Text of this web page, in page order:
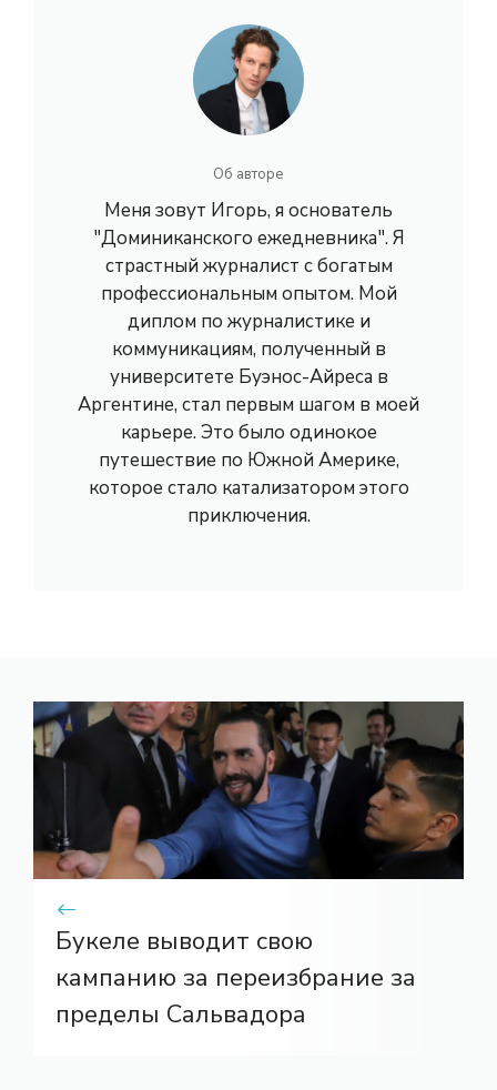
Об авторе
Меня зовут Игорь, я основатель
"Доминиканского ежедневника". Я
страстный журналист с богатым
профессиональным опытом. Мой
диплом по журналистике и
коммуникациям, полученный в
университете Буэнос-Айреса в
Аргентине, стал первым шагом в моей
карьере. Это было одинокое
путешествие по Южной Америке,
которое стало катализатором этого
приключения.
Букеле выводит свою
кампанию за переизбрание за
пределы Сальвадора